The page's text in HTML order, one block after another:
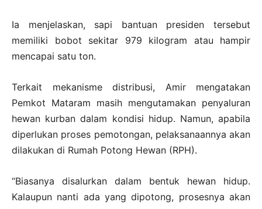
Ia menjelaskan, sapi bantuan presiden tersebut
memiliki bobot sekitar 979 kilogram atau hampir
mencapai satu ton.
Terkait mekanisme distribusi, Amir mengatakan
Pemkot Mataram masih mengutamakan penyaluran
hewan kurban dalam kondisi hidup. Namun, apabila
diperlukan proses pemotongan, pelaksanaannya akan
dilakukan di Rumah Potong Hewan (RPH).
“Biasanya disalurkan dalam bentuk hewan hidup.
Kalaupun nanti ada yang dipotong, prosesnya akan